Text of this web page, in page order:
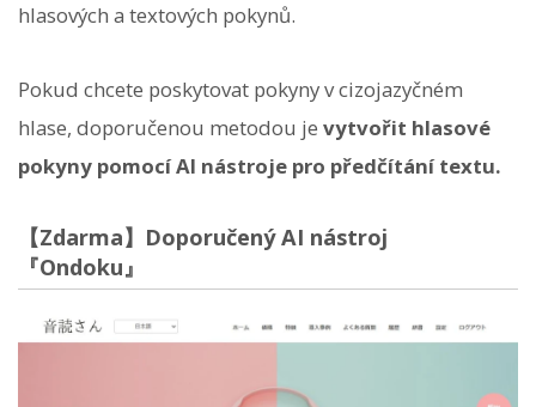
hlasových a textových pokynů.
Pokud chcete poskytovat pokyny v cizojazyčném
hlase, doporučenou metodou je vytvořit hlasové
pokyny pomocí AI nástroje pro předčítání textu.
【Zdarma】Doporučený AI nástroj
『Ondoku』